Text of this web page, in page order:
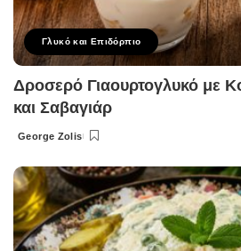
Γλυκό και Επιδόρπιο
Δροσερό Γιαουρτογλυκό με
και Σαβαγιάρ
Posted
George Zolis